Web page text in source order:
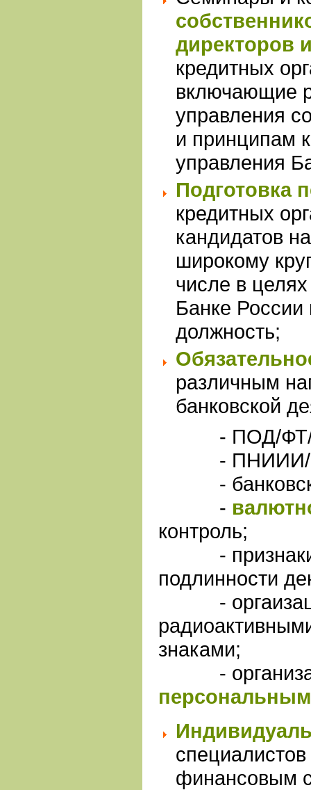
директоров
кредитных
включающие
управления
и принципам
управления
Подготовка
кредитных
кандидатов
широкому
числе в
Банке
должность;
различным
банковской
- ПОД/ФТ/
- ПНИИИ/
-
-
контроль;
- признаки
подлинности
-
знаками;
-
финансовым